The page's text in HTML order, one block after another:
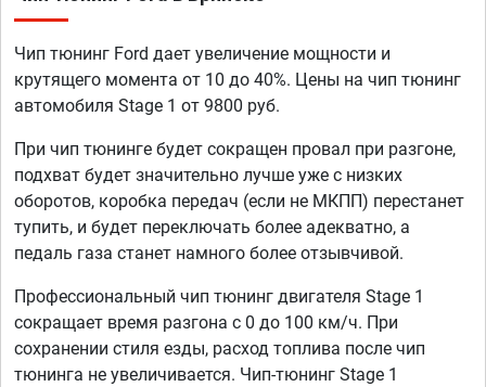
Чип тюнинг Ford дает увеличение мощности и
крутящего момента от 10 до 40%. Цены на чип тюнинг
автомобиля Stage 1 от 9800 руб.
При чип тюнинге будет сокращен провал при разгоне,
подхват будет значительно лучше уже с низких
оборотов, коробка передач (если не МКПП) перестанет
тупить, и будет переключать более адекватно, а
педаль газа станет намного более отзывчивой.
Профессиональный чип тюнинг двигателя Stage 1
сокращает время разгона с 0 до 100 км/ч. При
сохранении стиля езды, расход топлива после чип
тюнинга не увеличивается. Чип-тюнинг Stage 1